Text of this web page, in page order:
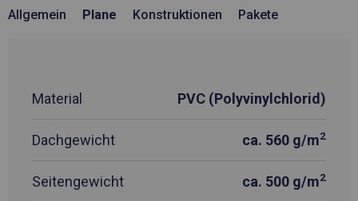
Allgemein Plane Konstruktionen Pakete
Material PVC (Polyvinylchlorid)
Dachgewicht ca. 560 g/m2
Seitengewicht ca. 500 g/m2